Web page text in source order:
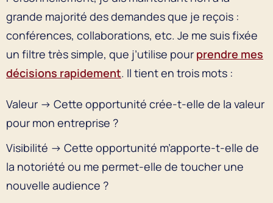
grande majorité des demandes que je reçois :
conférences, collaborations, etc. Je me suis fixée
un filtre très simple, que j’utilise pour prendre mes
décisions rapidement. Il tient en trois mots :
Valeur → Cette opportunité crée-t-elle de la valeur
pour mon entreprise ?
Visibilité → Cette opportunité m’apporte-t-elle de
la notoriété ou me permet-elle de toucher une
nouvelle audience ?